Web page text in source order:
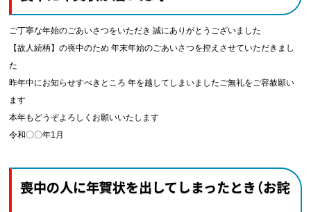
ご丁寧な年始のごあいさつをいただき 誠にありがとうございました
【故人続柄】の喪中のため 年末年始のごあいさつを控えさせていただきまし
た
昨年中にお知らせすべきところ 年を越してしまいましたご無礼をご容赦願い
ます
本年もどうぞよろしくお願いいたします
令和〇〇年1月
喪中の人に年賀状を出してしまったとき（お詫